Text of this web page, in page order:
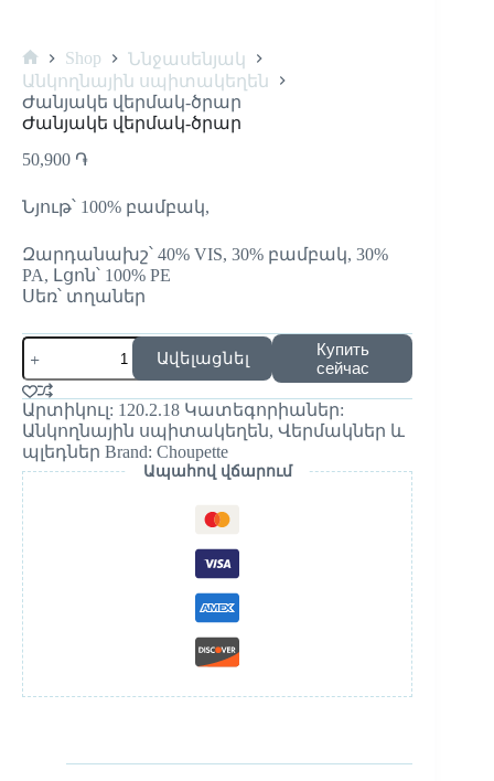
Shop
Ննջասենյակ
Անկողնային սպիտակեղեն
Ժանյակե վերմակ-ծրար
Ժանյակե վերմակ-ծրար
50,900 ֏
Նյութ՝ 100% բամբակ,
Զարդանախշ՝ 40% VIS, 30% բամբակ, 30%
PA, Լցոն՝ 100% PE
Սեռ՝ տղաներ
Ավելացնել
Купить
сейчас
Արտիկուլ: 120.2.18 Կատեգորիաներ:
Անկողնային սպիտակեղեն, Վերմակներ և
պլեդներ Brand: Choupette
Ապահով վճարում